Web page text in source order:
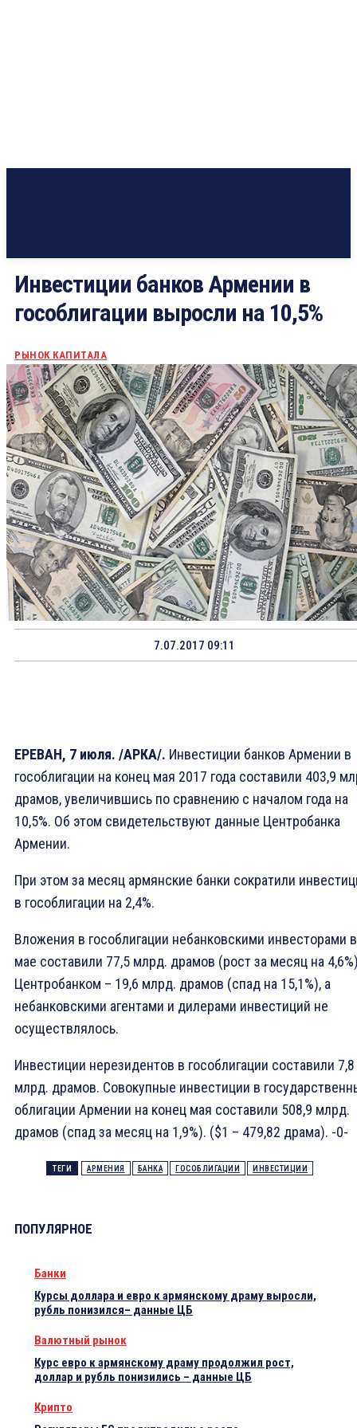
Инвестиции банков Армении в
гособлигации выросли на 10,5%
РЫНОК КАПИТАЛА
7.07.2017 09:11
ЕРЕВАН, 7 июля. /АРКА/. Инвестиции банков Армении в
гособлигации на конец мая 2017 года составили 403,9
драмов, увеличившись по сравнению с началом года на
10,5%. Об этом свидетельствуют данные Центробанка
Армении.
При этом за месяц армянские банки сократили
в гособлигации на 2,4%.
Вложения в гособлигации небанковскими инвесторами в
мае составили 77,5 млрд. драмов (рост за месяц на
Центробанком – 19,6 млрд. драмов (спад на 15,1%), а
небанковскими агентами и дилерами инвестиций не
осуществлялось.
Инвестиции нерезидентов в гособлигации составили 7,8
млрд. драмов. Совокупные инвестиции в
облигации Армении на конец мая составили 508,9 млрд.
драмов (спад за месяц на 1,9%). ($1 – 479,82 драма). -0-
ТЕГИ АРМЕНИЯ БАНКА ГОСОБЛИГАЦИИ ИНВЕСТИЦИИ
ПОПУЛЯРНОЕ
Банки
Курсы доллара и евро к армянскому драму выросли,
рубль понизился– данные ЦБ
Валютный рынок
Курс евро к армянскому драму продолжил рост,
доллар и рубль понизились – данные ЦБ
Крипто